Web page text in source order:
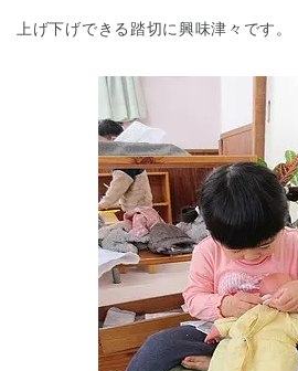
上げ下げできる踏切に興味津々です。